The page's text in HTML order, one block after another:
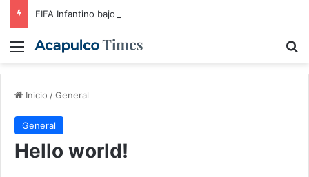
FIFA Infantino bajo presión: UEFA y Conmebol lo cercan
Menú
Inicio /General
General
Hello world!